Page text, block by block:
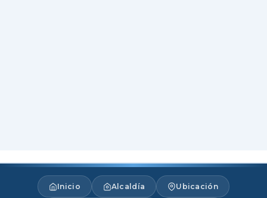
Inicio Alcaldía Ubicación